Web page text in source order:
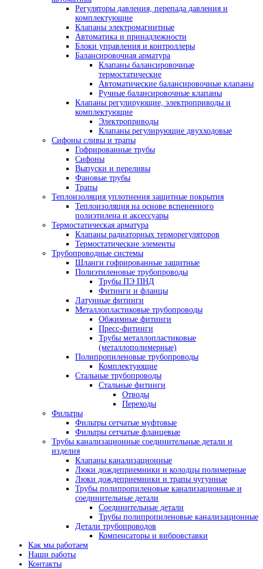
Регуляторы давления, перепада давления и
комплектующие
Клапаны электромагнитные
Автоматика и принадлежности
Блоки управления и контроллеры
Балансировочная арматура
Клапаны балансировочные
термостатические
Автоматические балансировочные клапаны
Ручные балансировочные клапаны
Клапаны регулирующие, электроприводы и
комплектующие
Электроприводы
Клапаны регулирующие двухходовые
Сифоны сливы и трапы
Гофрированные трубы
Сифоны
Выпуски и переливы
Фановые трубы
Трапы
Теплоизоляция уплотнения защитные покрытия
Теплоизоляция на основе вспененного
полиэтилена и аксессуары
Термостатическая арматура
Клапаны радиаторных терморегуляторов
Термостатические элементы
Трубопроводные системы
Шланги гофрированные защитные
Полиэтиленовые трубопроводы
Трубы ПЭ ПНД
Фитинги и фланцы
Латунные фитинги
Металлопластиковые трубопроводы
Обжимные фитинги
Пресс-фитинги
Трубы металлопластиковые
(металлополимерные)
Полипропиленовые трубопроводы
Комплектующие
Стальные трубопроводы
Стальные фитинги
Отводы
Переходы
Фильтры
Фильтры сетчатые муфтовые
Фильтры сетчатые фланцевые
Трубы канализационные соединительные детали и
изделия
Клапаны канализационные
Люки дождеприемники и колодцы полимерные
Люки дождеприемники и трапы чугунные
Трубы полипропиленовые канализационные и
соединительные детали
Соединительные детали
Трубы полипропиленовые канализационные
Детали трубопроводов
Компенсаторы и вибровставки
Как мы работаем
Наши работы
Контакты